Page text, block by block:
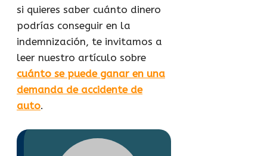
si quieres saber cuánto dinero
podrías conseguir en la
indemnización, te invitamos a
leer nuestro artículo sobre
cuánto se puede ganar en una
demanda de accidente de
auto.